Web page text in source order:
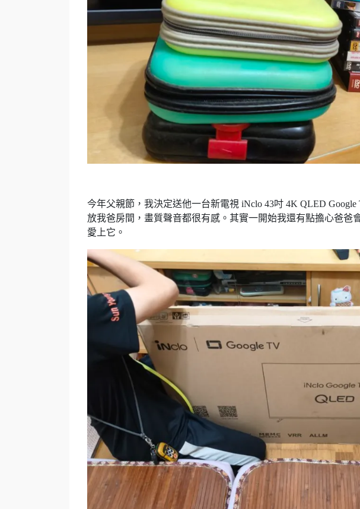
今年父親節，我決定送他一台新電視 iNclo 43吋 4K QLED
放我爸房間，畫質聲音都很有感。其實一開始我還有點擔心爸爸
愛上它。